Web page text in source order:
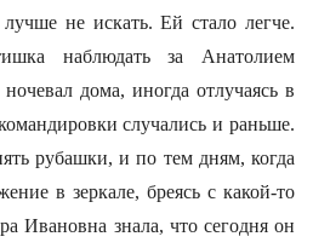
не искать. Ей стало легче.
наблюдать за Анатолием
дома, иногда отлучаясь в
случались и раньше.
рубашки, и по тем дням, когда
в зеркале, бреясь с какой-то
Ивановна знала, что сегодня он